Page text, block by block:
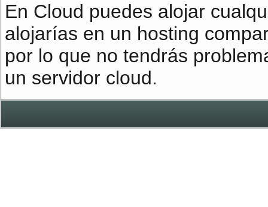
En Cloud puedes alojar
alojarías en un hosting
por lo que no tendrás
un servidor cloud.